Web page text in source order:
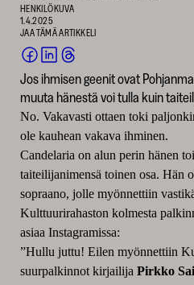
HENKILÖKUVA
1.4.2025
JAA TÄMÄ ARTIKKELI
JAA
FACEBOOKISSA
(AVAUTUU
UUTEEN
IKKUNAAN)
JAA
LINKEDINISSÄ
(AVAUTUU
UUTEEN
IKKUNAAN)
JAA
THREADSISSÄ
(AVAUTUU
UUTEEN
IKKUNAAN)
Jos ihmisen geenit ovat
muuta hänestä voi tulla kuin
No. Vakavasti ottaen toki
ole kauhean vakava ihminen.
Candelaria on alun perin hänen
taiteilijanimensä toinen osa. Hän
sopraano, jolle myönnettiin
Kulttuurirahaston kolmesta
asiaa Instagramissa:
”Hullu juttu! Eilen myönnettiin
suurpalkinnot kirjailija Pirkko